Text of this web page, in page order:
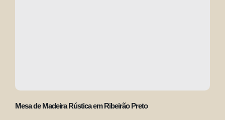
Mesa de Madeira Rústica em Ribeirão Preto